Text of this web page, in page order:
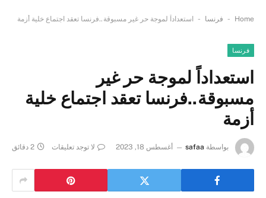
Home
- فرنسا - استعداداً لموجة حر غير مسبوقة..فرنسا تعقد اجتماع خلية أزمة
فرنسا
استعداداً لموجة حر غير
مسبوقة..فرنسا تعقد اجتماع خلية
أزمة
بواسطة safaa أغسطس 18, 2023 لا توجد تعليقات 2 دقائق